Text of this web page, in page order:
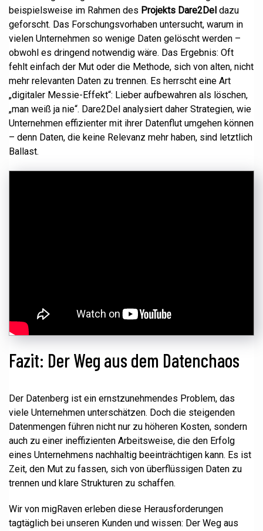
beispielsweise im Rahmen des Projekts Dare2Del dazu
geforscht. Das Forschungsvorhaben untersucht, warum in
vielen Unternehmen so wenige Daten gelöscht werden –
obwohl es dringend notwendig wäre. Das Ergebnis: Oft
fehlt einfach der Mut oder die Methode, sich von alten, nicht
mehr relevanten Daten zu trennen. Es herrscht eine Art
„digitaler Messie-Effekt“: Lieber aufbewahren als löschen,
„man weiß ja nie“. Dare2Del analysiert daher Strategien, wie
Unternehmen effizienter mit ihrer Datenflut umgehen können
– denn Daten, die keine Relevanz mehr haben, sind letztlich
Ballast.
Fazit: Der Weg aus dem Datenchaos
Der Datenberg ist ein ernstzunehmendes Problem, das
viele Unternehmen unterschätzen. Doch die steigenden
Datenmengen führen nicht nur zu höheren Kosten, sondern
auch zu einer ineffizienten Arbeitsweise, die den Erfolg
eines Unternehmens nachhaltig beeinträchtigen kann. Es ist
Zeit, den Mut zu fassen, sich von überflüssigen Daten zu
trennen und klare Strukturen zu schaffen.
Wir von migRaven erleben diese Herausforderungen
tagtäglich bei unseren Kunden und wissen: Der Weg aus